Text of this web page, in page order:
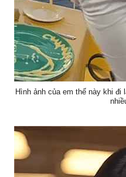
Hình ảnh của em thế này khi đi